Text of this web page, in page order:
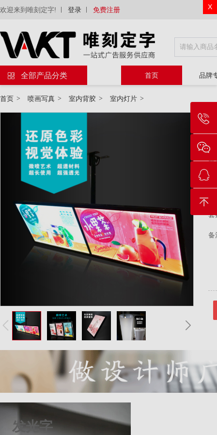
X
欢迎来到唯刻定字! 登录 免费注册
全部产品分类 首页 品牌
首页 > 喷画写真 > 室内背胶 > 室内灯片 >
物
材
属
套
备
发光字